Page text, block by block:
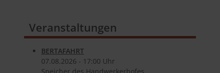
Veranstaltungen
BERTAFAHRT
07.​08.​2026 - 17:00 Uhr
Speicher des Handwerkerhofes